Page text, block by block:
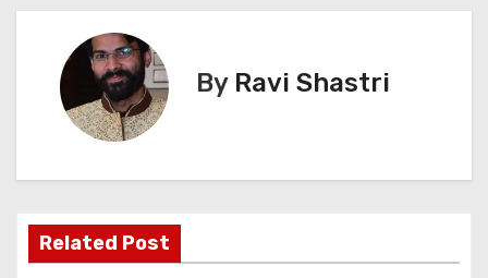
n
By Ravi Shastri
Related Post